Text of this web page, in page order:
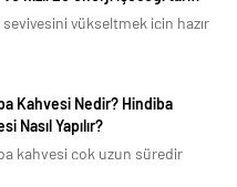
seviyesini yükseltmek için hazır
kafein ve şekerin
seviyelerde fazla olması ile...
Kahvesi Nedir? Hindiba
Nasıl Yapılır?
kahvesi çok uzun süredir